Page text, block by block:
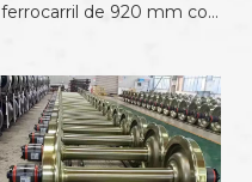
ferrocarril de 920 mm con